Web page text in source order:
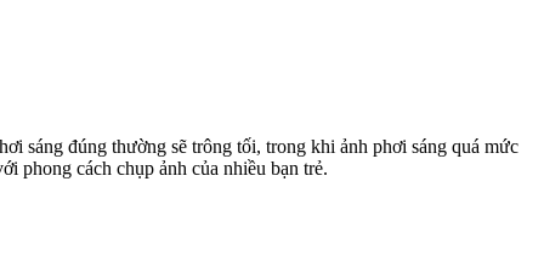
phong cách chụp ảnh của nhiều bạn trẻ.